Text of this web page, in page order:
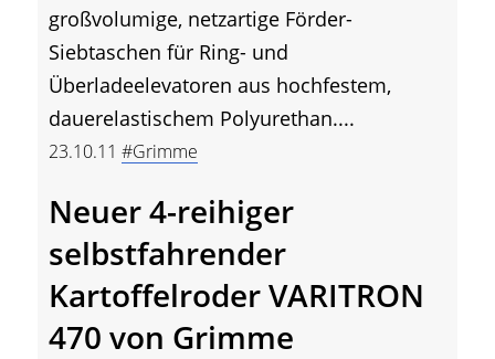
großvolumige, netzartige Förder-
Siebtaschen für Ring- und
Überladeelevatoren aus hochfestem,
dauerelastischem Polyurethan....
23.10.11 #Grimme
Neuer 4-reihiger
selbstfahrender
Kartoffelroder VARITRON
470 von Grimme